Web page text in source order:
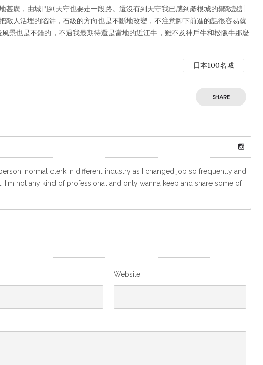
甚廣，由城門到天守也要走一段路。還沒有到天守我已感到彥根城的禦敵設計
敵人活埋的陷阱，石級的方向也是不斷地改變，不注意腳下前進的話很容易就
景也是不錯的，不過我最期待還是當地的近江牛，雖不及神戶牛和松阪牛那麼
日本100名城
SHARE
normal clerk in different industry as I changed job so frequently and
I'm not any kind of professional and only wanna keep and share some of
Website